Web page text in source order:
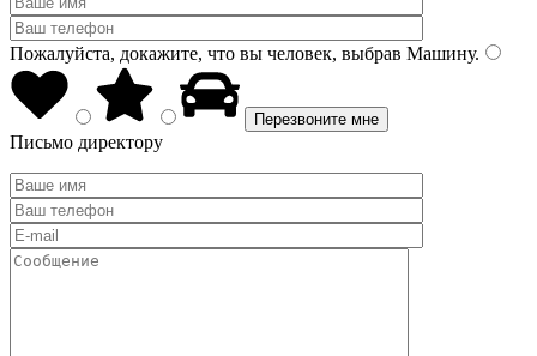
Пожалуйста, докажите, что вы человек, выбрав Машину.
Письмо директору